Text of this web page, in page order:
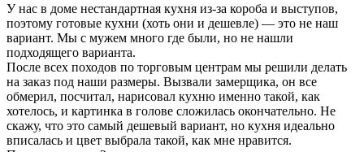
У нас в доме нестандартная кухня из-за короба и выступов,
поэтому готовые кухни (хоть они и дешевле) — это не наш
вариант. Мы с мужем много где были, но не нашли
подходящего варианта.
После всех походов по торговым центрам мы решили делать
на заказ под наши размеры. Вызвали замерщика, он все
обмерил, посчитал, нарисовал кухню именно такой, как
хотелось, и картинка в голове сложилась окончательно. Не
скажу, что это самый дешевый вариант, но кухня идеально
вписалась и цвет выбрала такой, как мне нравится.